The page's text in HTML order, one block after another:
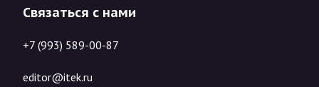
Связаться с нами
+7 (993) 589-00-87
editor@itek.ru